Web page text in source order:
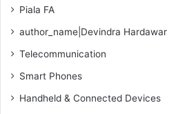
Piala FA
author_name|Devindra Hardawar
Telecommunication
Smart Phones
Handheld & Connected Devices